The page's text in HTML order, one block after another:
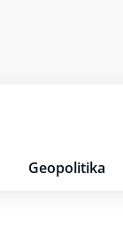
Geopolitika